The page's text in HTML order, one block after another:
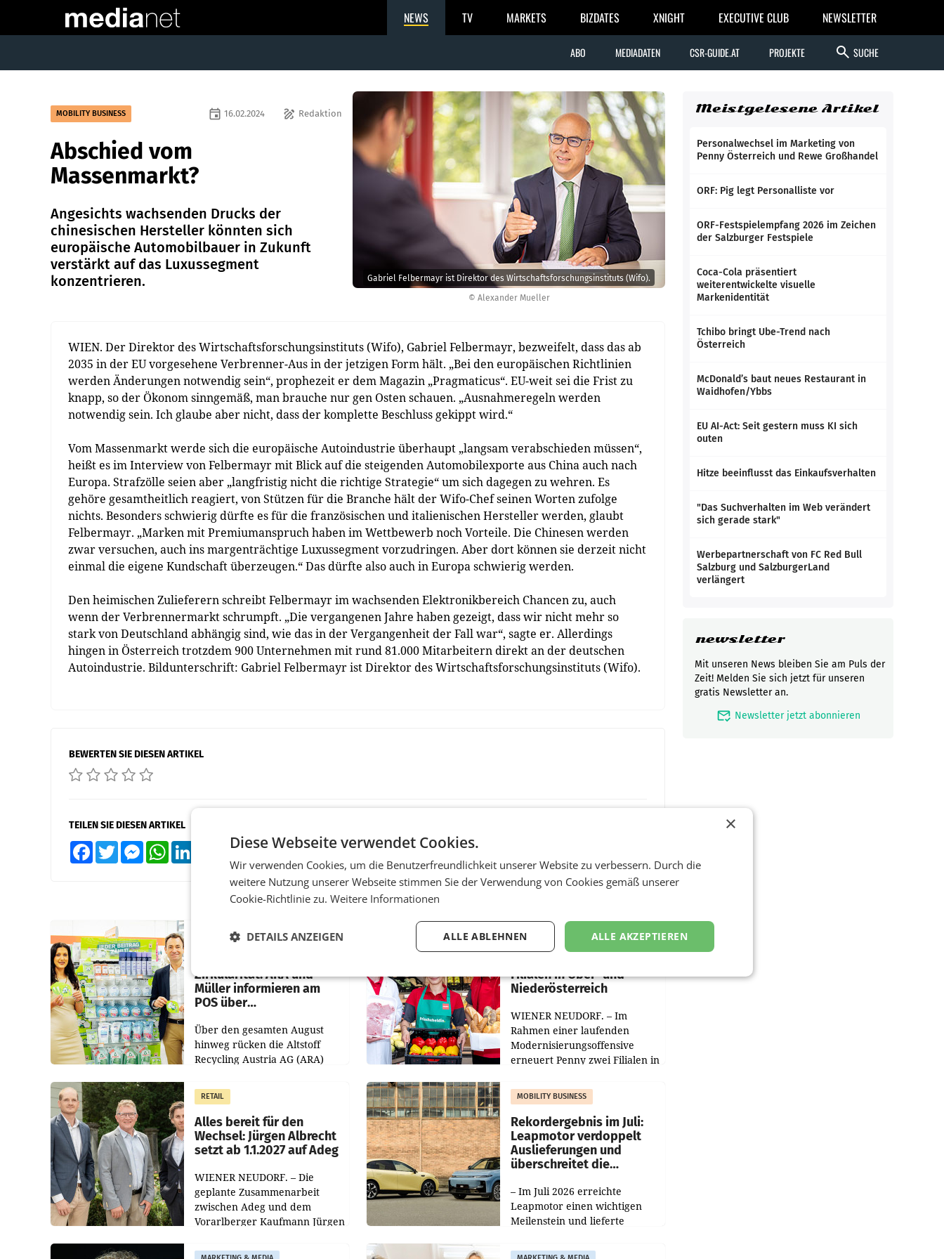
NEWS TV MARKETS BIZDATES XNIGHT EXECUTIVE CLUB NEWSLETTER
ABO MEDIADATEN CSR-GUIDE.AT PROJEKTE search SUCHE
© Alexander Mueller
Gabriel Felbermayr ist Direktor des Wirtschaftsforschungsinstituts (Wifo).
MOBILITY BUSINESS draw Redaktion
event 16.02.2024
Abschied vom
Massenmarkt?
Angesichts wachsenden Drucks der
chinesischen Hersteller könnten sich
europäische Automobilbauer in Zukunft
verstärkt auf das Luxussegment
konzentrieren.
WIEN. Der Direktor des Wirtschaftsforschungsinstituts (Wifo), Gabriel Felbermayr, bezweifelt, dass das ab
2035 in der EU vorgesehene Verbrenner-Aus in der jetzigen Form hält. „Bei den europäischen Richtlinien
werden Änderungen notwendig sein“, prophezeit er dem Magazin „Pragmaticus“. EU-weit sei die Frist zu
knapp, so der Ökonom sinngemäß, man brauche nur gen Osten schauen. „Ausnahmeregeln werden
notwendig sein. Ich glaube aber nicht, dass der komplette Beschluss gekippt wird.“
Vom Massenmarkt werde sich die europäische Autoindustrie überhaupt „langsam verabschieden müssen“,
heißt es im Interview von Felbermayr mit Blick auf die steigenden Automobilexporte aus China auch nach
Europa. Strafzölle seien aber „langfristig nicht die richtige Strategie“ um sich dagegen zu wehren. Es
gehöre gesamtheitlich reagiert, von Stützen für die Branche hält der Wifo-Chef seinen Worten zufolge
nichts. Besonders schwierig dürfte es für die französischen und italienischen Hersteller werden, glaubt
Felbermayr. „Marken mit Premiumanspruch haben im Wettbewerb noch Vorteile. Die Chinesen werden
zwar versuchen, auch ins margenträchtige Luxussegment vorzudringen. Aber dort können sie derzeit nicht
einmal die eigene Kundschaft überzeugen.“ Das dürfte also auch in Europa schwierig werden.
Den heimischen Zulieferern schreibt Felbermayr im wachsenden Elektronikbereich Chancen zu, auch
wenn der Verbrennermarkt schrumpft. „Die vergangenen Jahre haben gezeigt, dass wir nicht mehr so
stark von Deutschland abhängig sind, wie das in der Vergangenheit der Fall war“, sagte er. Allerdings
hingen in Österreich trotzdem 900 Unternehmen mit rund 81.000 Mitarbeitern direkt an der deutschen
Autoindustrie. Bildunterschrift: Gabriel Felbermayr ist Direktor des Wirtschaftsforschungsinstituts (Wifo).
BEWERTEN SIE DIESEN ARTIKEL
TEILEN SIE DIESEN ARTIKEL
FacebookTwitter MessengerWhatsApp XING Teilen
Zirkularität: ARA und
Müller informieren am
POS über
Über den gesamten August
hinweg rücken die Altstoff
Recycling Austria AG (ARA)
Müller die Initiative „Kreislauf-
Helden“ in allen
österreichischen Müller-Filialen
RETAIL
Filialen in Ober- und
Niederösterreich
WIENER NEUDORF. – Im
Rahmen einer laufenden
Modernisierungsoffensive
erneuert Penny zwei Filialen in
Die beiden Standorte liegen in
Haag sowie im rund
RETAIL
Alles bereit für den
Wechsel: Jürgen Albrecht
setzt ab 1.1.2027 auf Adeg
WIENER NEUDORF. – Die
geplante Zusammenarbeit
zwischen Adeg und dem
Vorarlberger Kaufmann Jürgen
freigegeben: Die
MOBILITY BUSINESS
Rekordergebnis im Juli:
Leapmotor verdoppelt
Auslieferungen und
überschreitet die
– Im Juli 2026 erreichte
Leapmotor einen wichtigen
Meilenstein und lieferte
aus, womit sich das Ergebnis
Meistgelesene Artikel
Personalwechsel im Marketing von
Penny Österreich und Rewe Großhandel
ORF: Pig legt Personalliste vor
ORF-Festspielempfang 2026 im Zeichen
der Salzburger Festspiele
Coca-Cola präsentiert
weiterentwickelte visuelle
Markenidentität
Tchibo bringt Ube-Trend nach
Österreich
McDonald’s baut neues Restaurant in
Waidhofen/Ybbs
EU AI-Act: Seit gestern muss KI sich
outen
Hitze beeinflusst das Einkaufsverhalten
"Das Suchverhalten im Web verändert
sich gerade stark"
Werbepartnerschaft von FC Red Bull
Salzburg und SalzburgerLand
verlängert
newsletter
Mit unseren News bleiben Sie am Puls der
Zeit! Melden Sie sich jetzt für unseren
gratis Newsletter an.
mark_email_read Newsletter jetzt abonnieren
×
Diese Webseite verwendet Cookies.
Wir verwenden Cookies, um die Benutzerfreundlichkeit unserer Website zu verbessern. Durch die
weitere Nutzung unserer Webseite stimmen Sie der Verwendung von Cookies gemäß unserer
Cookie-Richtlinie zu. Weitere Informationen
ALLE AKZEPTIEREN
ALLE ABLEHNEN
DETAILS ANZEIGEN